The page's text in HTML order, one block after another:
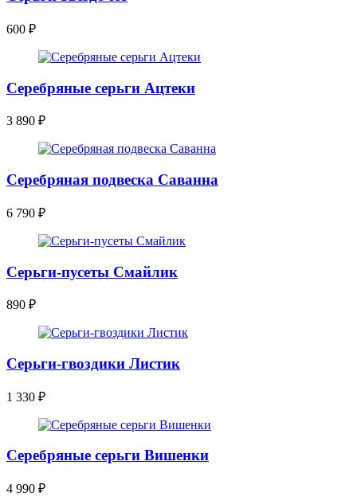
600 ₽
Серебряные серьги Ацтеки
3 890 ₽
Серебряная подвеска Саванна
6 790 ₽
Серьги-пусеты Смайлик
890 ₽
Серьги-гвоздики Листик
1 330 ₽
Серебряные серьги Вишенки
4 990 ₽